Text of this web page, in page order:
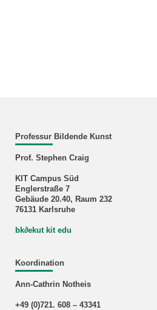
Professur Bildende Kunst
Prof. Stephen Craig
KIT Campus Süd
Englerstraße 7
Gebäude 20.40, Raum 232
76131 Karlsruhe
bk∂ekut kit edu
Koordination
Ann-Cathrin Notheis
+49 (0)721. 608 – 43341